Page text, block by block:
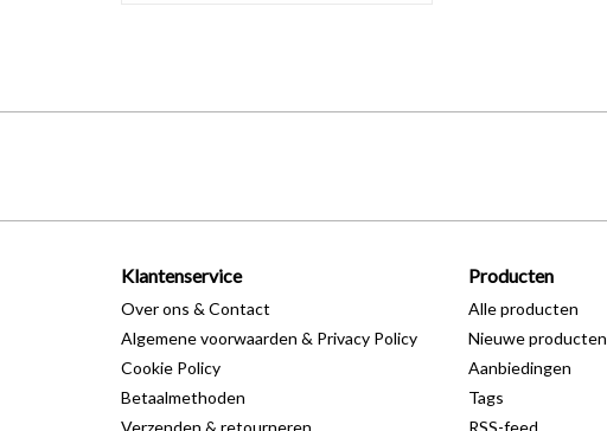
Klantenservice
Over ons & Contact
Algemene voorwaarden & Privacy Policy
Cookie Policy
Betaalmethoden
Verzenden & retourneren
Producten
Alle producten
Nieuwe producten
Aanbiedingen
Tags
RSS-feed